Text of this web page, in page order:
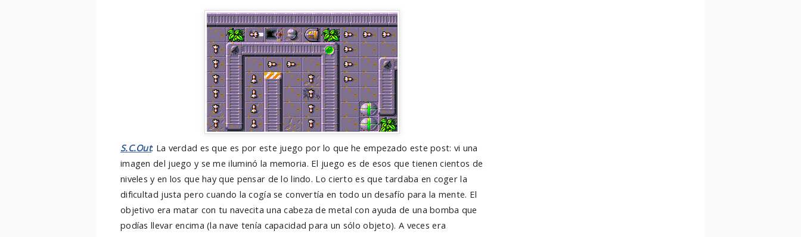
S.C.Out: La verdad es que es por este juego por lo que he empezado este post: vi una
imagen del juego y se me iluminó la memoria. El juego es de esos que tienen cientos de
niveles y en los que hay que pensar de lo lindo. Lo cierto es que tardaba en coger la
dificultad justa pero cuando la cogía se convertía en todo un desafío para la mente. El
objetivo era matar con tu navecita una cabeza de metal con ayuda de una bomba que
podías llevar encima (la nave tenía capacidad para un sólo objeto). A veces era